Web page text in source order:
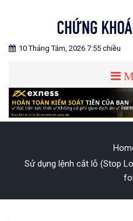
CHỨNG KHOÁN
Blog chia sẻ về Chứng Khoán và
10 Tháng Tám, 2026 7:55 chiều
Sử dụng lệnh cắt lỗ (Stop